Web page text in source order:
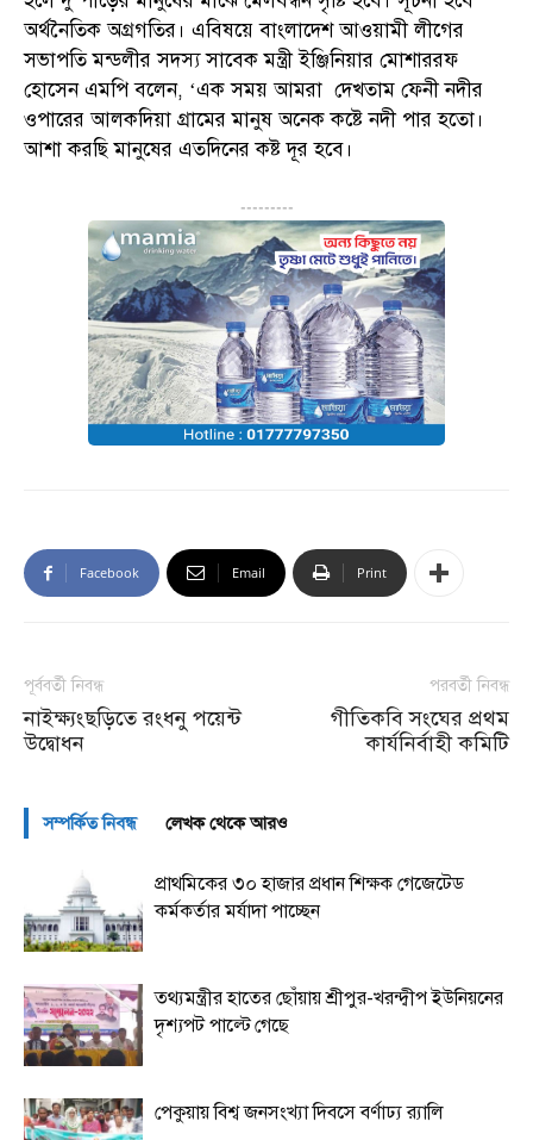
অর্থনৈতিক অগ্রগতির। এবিষয়ে বাংলাদেশ আওয়ামী লীগের
সভাপতি মন্ডলীর সদস্য সাবেক মন্ত্রী ইঞ্জিনিয়ার মোশাররফ
হোসেন এমপি বলেন, ‘এক সময় আমরা দেখতাম ফেনী নদীর
ওপারের আলকদিয়া গ্রামের মানুষ অনেক কষ্টে নদী পার হতো।
আশা করছি মানুষের এতদিনের কষ্ট দূর হবে।
---------
Facebook Email Print
পূর্ববর্তী নিবন্ধ
নাইক্ষ্যংছড়িতে রংধনু পয়েন্ট
উদ্বোধন
পরবর্তী নিবন্ধ
গীতিকবি সংঘের প্রথম
কার্যনির্বাহী কমিটি
সম্পর্কিত নিবন্ধ লেখক থেকে আরও
প্রাথমিকের ৩০ হাজার প্রধান শিক্ষক গেজেটেড
কর্মকর্তার মর্যাদা পাচ্ছেন
তথ্যমন্ত্রীর হাতের ছোঁয়ায় শ্রীপুর-খরন্দ্বীপ ইউনিয়নের
দৃশ্যপট পাল্টে গেছে
পেকুয়ায় বিশ্ব জনসংখ্যা দিবসে বর্ণাঢ্য র‌্যালি